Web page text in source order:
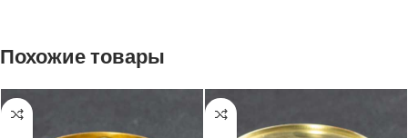
Похожие товары